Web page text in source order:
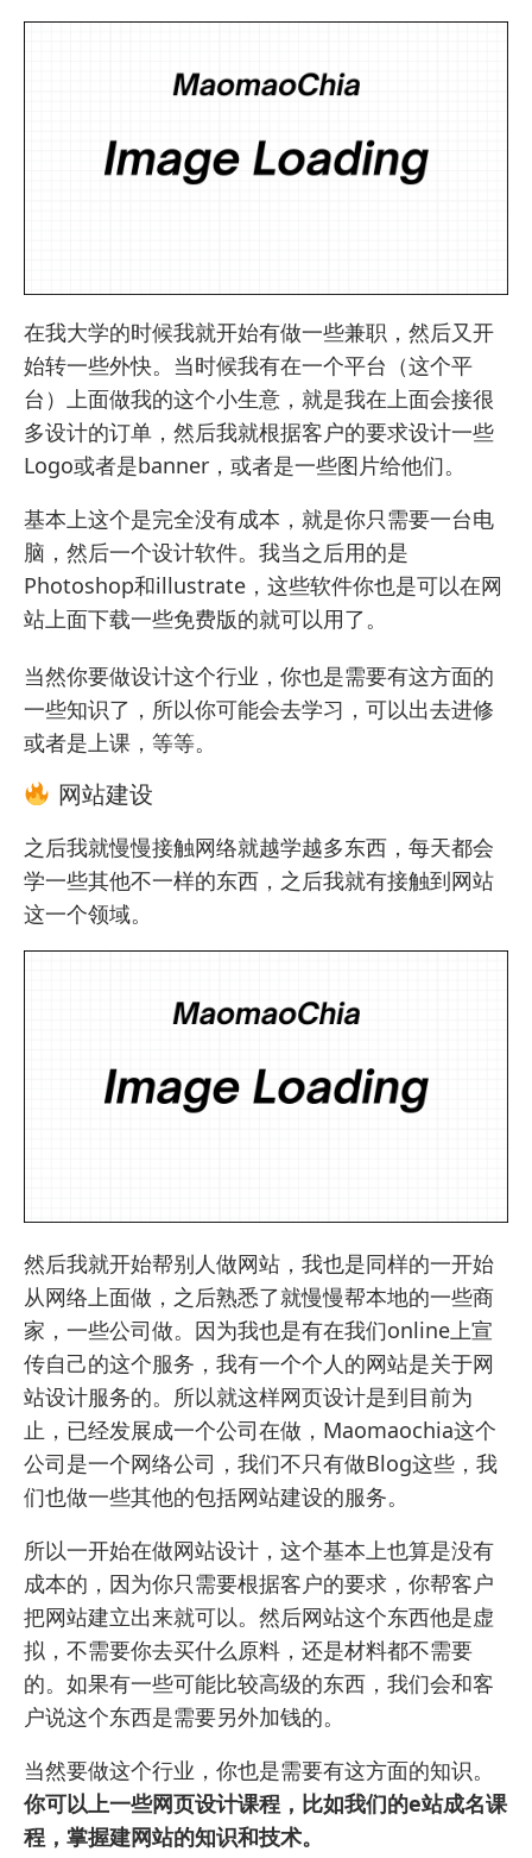
在我大学的时候我就开始有做一些兼职，然后又开
始转一些外快。当时候我有在一个平台（这个平
台 ）上面做我的这个小生意，就是我在上面会接很
多设计的订单，然后我就根据客户的要求设计一些
Logo或者是banner，或者是一些图片给他们。
基本上这个是完全没有成本，就是你只需要一台电
脑，然后一个设计软件。我当之后用的是
Photoshop和illustrate，这些软件你也是可以在网
站上面下载一些免费版的就可以用了。
当然你要做设计这个行业，你也是需要有这方面的
一些知识了，所以你可能会去学习，可以出去进修
或者是上课，等等。
网站建设
之后我就慢慢接触网络就越学越多东西，每天都会
学一些其他不一样的东西，之后我就有接触到网站
这一个领域。
然后我就开始帮别人做网站，我也是同样的一开始
从网络上面做，之后熟悉了就慢慢帮本地的一些商
家，一些公司做。因为我也是有在我们online上宣
传自己的这个服务，我有一个个人的网站是关于网
站设计服务的。所以就这样网页设计是到目前为
止，已经发展成一个公司在做，Maomaochia这个
公司是一个网络公司，我们不只有做Blog这些，我
们也做一些其他的包括网站建设的服务。
所以一开始在做网站设计，这个基本上也算是没有
成本的，因为你只需要根据客户的要求，你帮客户
把网站建立出来就可以。然后网站这个东西他是虚
拟，不需要你去买什么原料，还是材料都不需要
的。如果有一些可能比较高级的东西，我们会和客
户说这个东西是需要另外加钱的。
当然要做这个行业，你也是需要有这方面的知识。
你可以上一些网页设计课程 ，比如我们的e站成名课
程 ，掌握建网站的知识和技术。